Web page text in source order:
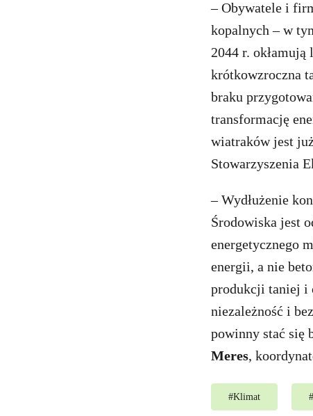
– Obywatele i
kopalnych – w
2044 r.
krótkowzroczna
braku
transformację
wiatraków jest
Stowarzyszenia
– Wydłużenie
Środowiska jest
energetycznego
energii, a nie
produkcji taniej i
niezależność i
powinny stać się
Meres,
#Klimat #